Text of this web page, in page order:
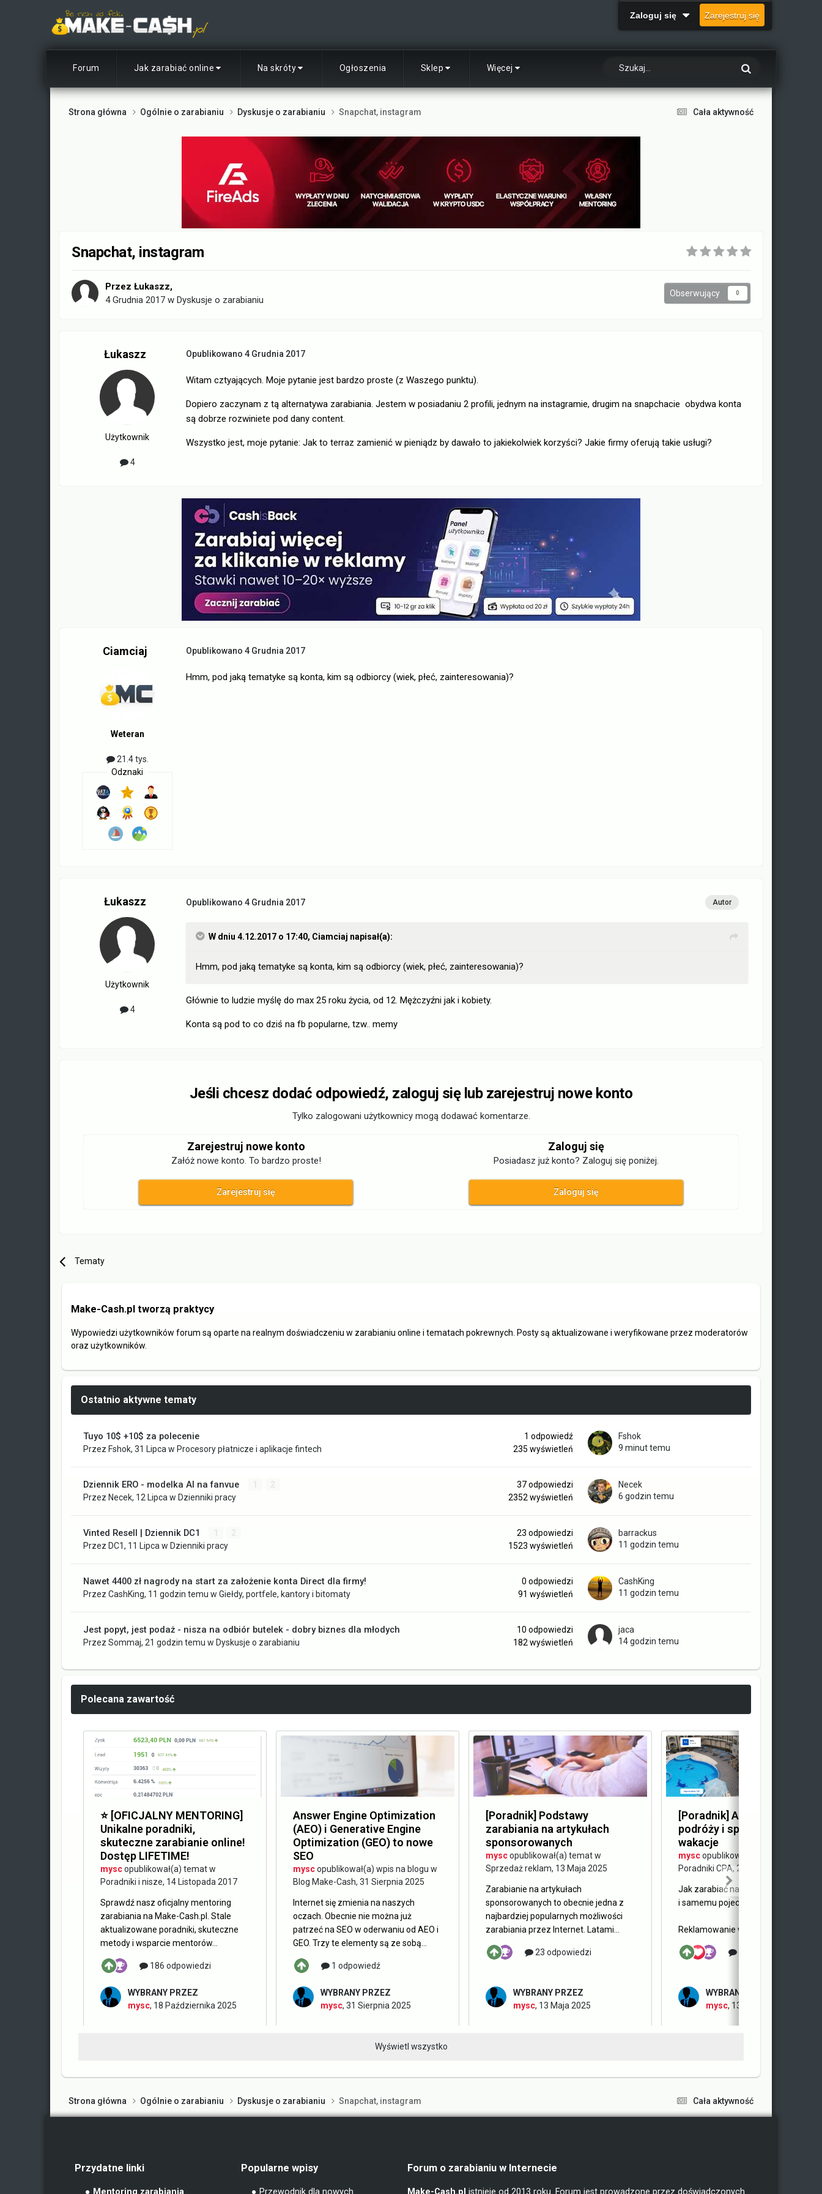
Zaloguj się Zarejestruj się
Forum Jak zarabiać online Na skróty Ogłoszenia Sklep Więcej
Cała aktywność
Strona główna Ogólnie o zarabianiu Dyskusje o zarabianiu Snapchat, instagram
Snapchat, instagram
PrzezŁukaszz,
4 Grudnia 2017 wDyskusje o zarabianiu
Obserwujący 0
Łukaszz
Użytkownik
4
Opublikowano4 Grudnia 2017
Witam cztyających. Moje pytanie jest bardzo proste (z Waszego punktu).
Dopiero zaczynam z tą alternatywa zarabiania. Jestem w posiadaniu 2 profili, jednym na instagramie, drugim na snapchacie obydwa konta
są dobrze rozwiniete pod dany content.
Wszystko jest, moje pytanie: Jak to terraz zamienić w pieniądz by dawało to jakiekolwiek korzyści? Jakie firmy oferują takie usługi?
Ciamciaj
Weteran
21.4 tys.
Odznaki
Opublikowano4 Grudnia 2017
Hmm, pod jaką tematyke są konta, kim są odbiorcy (wiek, płeć, zainteresowania)?
Łukaszz
Użytkownik
4
Autor
Opublikowano4 Grudnia 2017
W dniu 4.12.2017 o 17:40, Ciamciaj napisał(a):
Hmm, pod jaką tematyke są konta, kim są odbiorcy (wiek, płeć, zainteresowania)?
Głównie to ludzie myślę do max 25 roku życia, od 12. Mężczyźni jak i kobiety.
Konta są pod to co dziś na fb popularne, tzw.. memy
Jeśli chcesz dodać odpowiedź, zaloguj się lub zarejestruj nowe konto
Tylko zalogowani użytkownicy mogą dodawać komentarze.
Zarejestruj nowe konto
Załóż nowe konto. To bardzo proste!
Zarejestruj się
Zaloguj się
Posiadasz już konto? Zaloguj się poniżej.
Zaloguj się
Tematy
Make-Cash.pl tworzą praktycy
Wypowiedzi użytkowników forum są oparte na realnym doświadczeniu w zarabianiu online i tematach pokrewnych. Posty są aktualizowane i weryfikowane przez moderatorów
oraz użytkowników.
Ostatnio aktywne tematy
Tuyo 10$ +10$ za polecenie
Przez Fshok,31 Lipcaw Procesory płatnicze i aplikacje fintech
1 odpowiedź
235 wyświetleń
Fshok
9 minut temu
Dziennik ERO - modelka AI na fanvue
Przez Necek, 12 Lipcaw Dzienniki pracy
37 odpowiedzi
2352 wyświetleń
Necek
6 godzin temu
Vinted Resell | Dziennik DC1
Przez DC1, 11 Lipcaw Dzienniki pracy
23 odpowiedzi
1523 wyświetleń
barrackus
11 godzin temu
Nawet 4400 zł nagrody na start za założenie konta Direct dla firmy!
PrzezCashKing, 11 godzin temu wGiełdy, portfele, kantory i bitomaty
0 odpowiedzi
91 wyświetleń
CashKing
11 godzin temu
Jest popyt, jest podaż - nisza na odbiór butelek - dobry biznes dla młodych
PrzezSommaj,21 godzin temu w Dyskusje o zarabianiu
10 odpowiedzi
182 wyświetleń
jaca
14 godzin temu
Polecana zawartość
⭐️ [OFICJALNY MENTORING]
Unikalne poradniki,
skuteczne zarabianie online!
Dostęp LIFETIME!
myscopublikował(a) temat w
Poradniki i nisze, 14 Listopada 2017
Sprawdź nasz oficjalny mentoring
zarabiania na Make-Cash.pl. Stale
aktualizowane poradniki, skuteczne
metody i wsparcie mentorów...
186 odpowiedzi
WYBRANY PRZEZ
mysc, 18 Października 2025
Answer Engine Optimization
(AEO) i Generative Engine
Optimization (GEO) to nowe
SEO
myscopublikował(a) wpis na blogu w
Blog Make-Cash,31 Sierpnia 2025
Internet się zmienia na naszych
oczach. Obecnie nie można już
patrzeć na SEO w oderwaniu od AEO i
GEO. Trzy te elementy są ze sobą...
1 odpowiedź
WYBRANY PRZEZ
mysc,31 Sierpnia 2025
[Poradnik] Podstawy
zarabiania na artykułach
sponsorowanych
myscopublikował(a) temat w
Sprzedaż reklam, 13 Maja 2025
Zarabianie na artykułach
sponsorowanych to obecnie jedna z
najbardziej popularnych możliwości
zarabiania przez Internet. Latami...
23 odpowiedzi
WYBRANY PRZEZ
mysc, 13 Maja 2025
[Poradnik] Afiliacja biur
podróży i sposób na tańsze
wakacje
myscopublikował(a) temat w
Poradniki CPA, 28 Kwietnia 2025
Jak zarabiać na reklamowaniu
i samemu pojechać na nie taniej?
Reklamowanie wakacji do prostych...
WYBRANY PRZEZ
mysc, 13 Maja 2025
Wyświetl wszystko
Cała aktywność
Strona główna Ogólnie o zarabianiu Dyskusje o zarabianiu Snapchat, instagram
Przydatne linki
● Mentoring zarabiania
Popularne wpisy
● Przewodnik dla nowych
Forum o zarabianiu w Internecie
Make-Cash.pl istnieje od 2013 roku. Forum jest prowadzone przez doświadczonych